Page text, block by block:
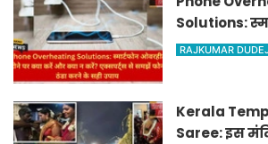
Solutions:
होने पर क्या
RAJKUMAR
Kerala
Saree: इस